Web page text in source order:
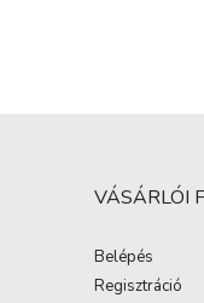
VÁSÁRLÓI
Belépés
Regisztráció